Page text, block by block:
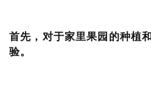
首先，对于家里果园的种植
验。